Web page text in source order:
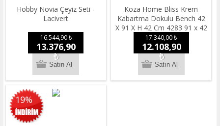
Hobby Novia Çeyiz Seti -
Lacivert
16.544,90 ₺
13.376,90
₺
Koza Home Bliss Krem
Kabartma Dokulu Bench 42
X 91 X H 42 Cm 4283 91 x 42
17.340,00 ₺
12.108,90
₺
19%